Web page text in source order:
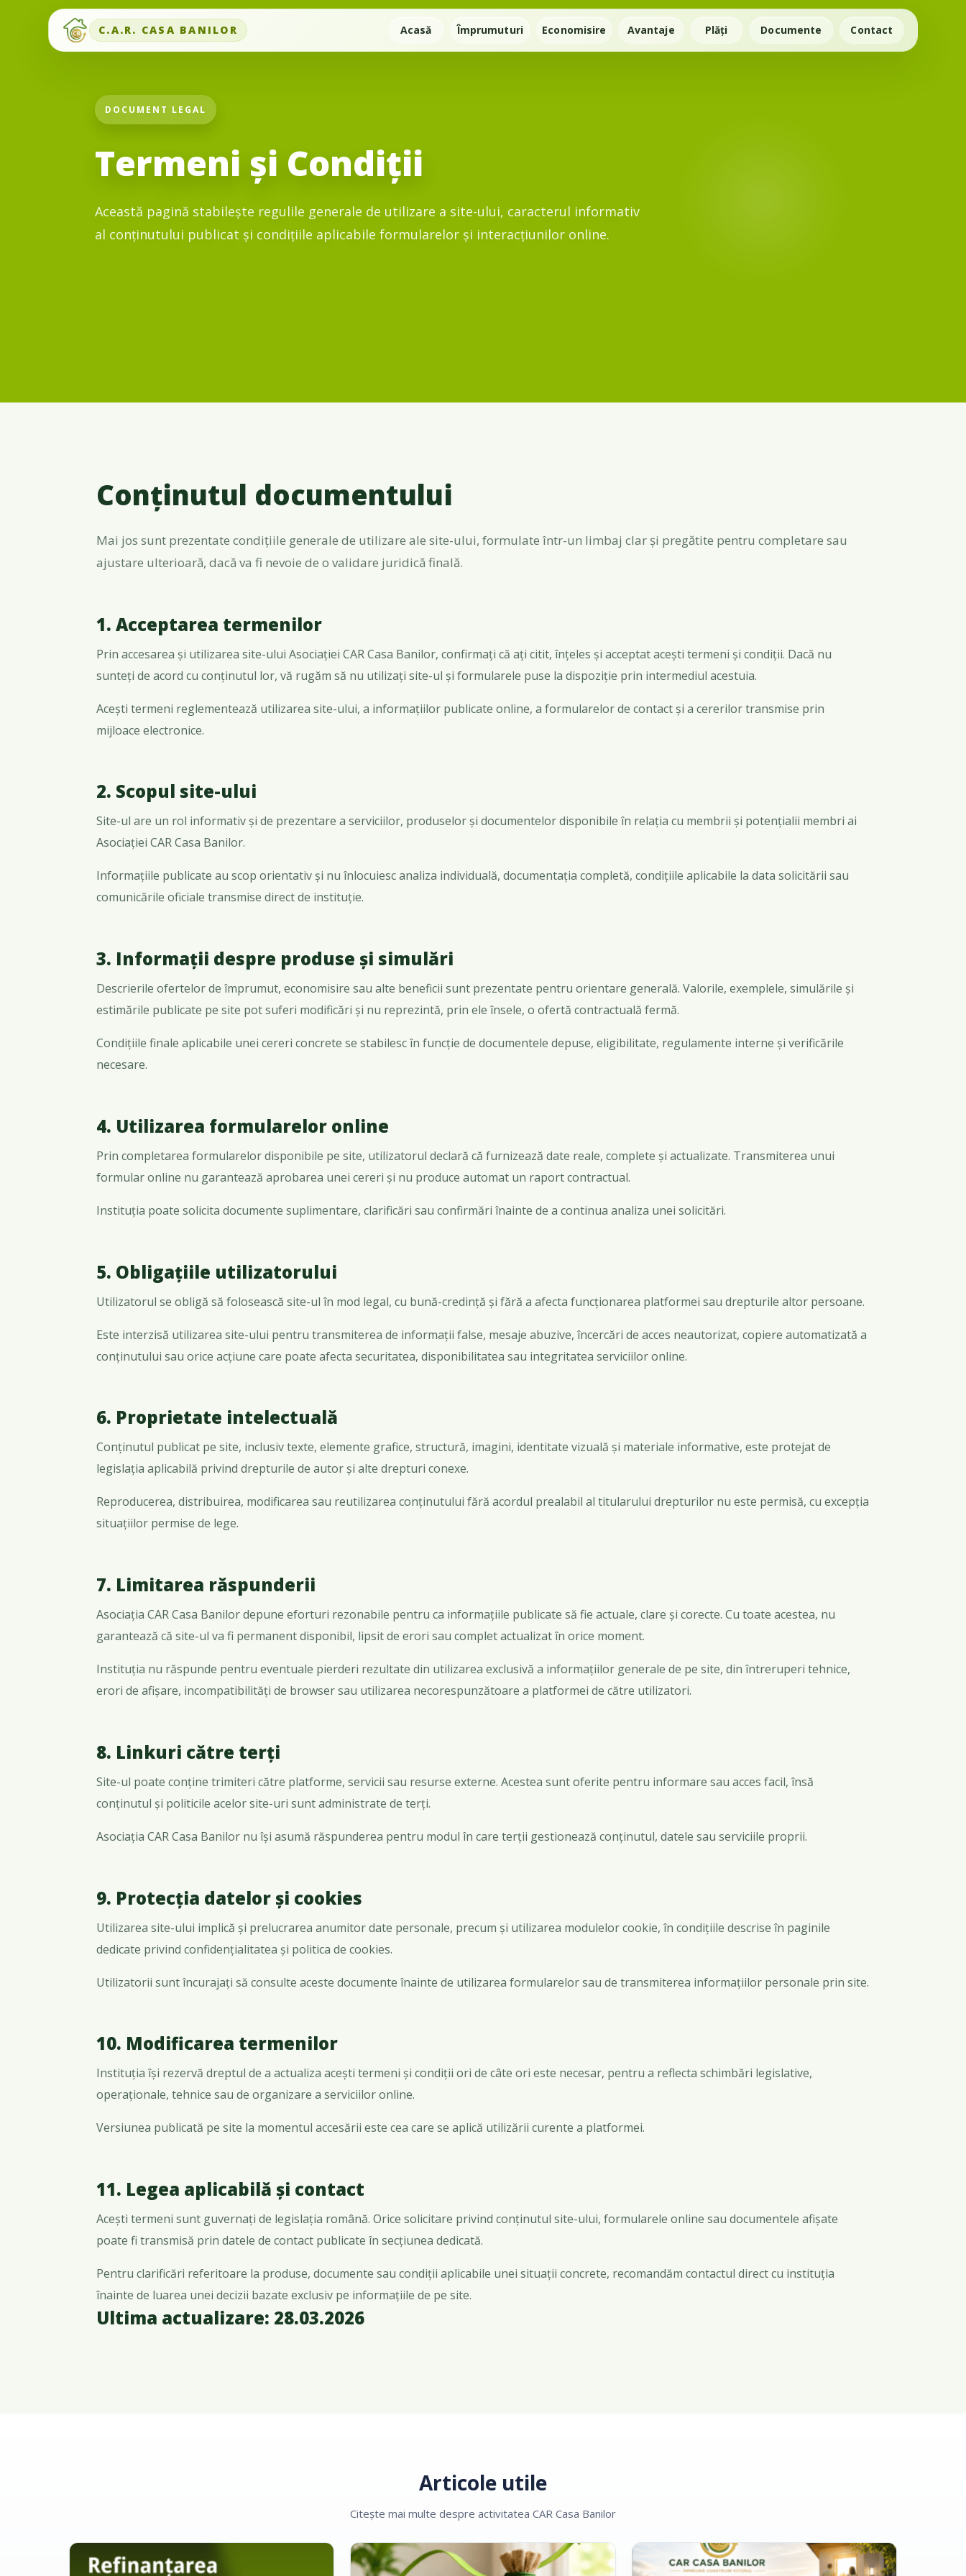
C.A.R. CASA BANILOR Acasă Împrumuturi Economisire Avantaje Plăți Documente Contact
DOCUMENT LEGAL
Termeni și Condiții
Această pagină stabilește regulile generale de utilizare a site-ului, caracterul informativ
al conținutului publicat și condițiile aplicabile formularelor și interacțiunilor online.
Conținutul documentului
Mai jos sunt prezentate condițiile generale de utilizare ale site-ului, formulate într-un limbaj clar și pregătite pentru completare sau
ajustare ulterioară, dacă va fi nevoie de o validare juridică finală.
1. Acceptarea termenilor
Prin accesarea și utilizarea site-ului Asociației CAR Casa Banilor, confirmați că ați citit, înțeles și acceptat acești termeni și condiții. Dacă nu
sunteți de acord cu conținutul lor, vă rugăm să nu utilizați site-ul și formularele puse la dispoziție prin intermediul acestuia.
Acești termeni reglementează utilizarea site-ului, a informațiilor publicate online, a formularelor de contact și a cererilor transmise prin
mijloace electronice.
2. Scopul site-ului
Site-ul are un rol informativ și de prezentare a serviciilor, produselor și documentelor disponibile în relația cu membrii și potențialii membri ai
Asociației CAR Casa Banilor.
Informațiile publicate au scop orientativ și nu înlocuiesc analiza individuală, documentația completă, condițiile aplicabile la data solicitării sau
comunicările oficiale transmise direct de instituție.
3. Informații despre produse și simulări
Descrierile ofertelor de împrumut, economisire sau alte beneficii sunt prezentate pentru orientare generală. Valorile, exemplele, simulările și
estimările publicate pe site pot suferi modificări și nu reprezintă, prin ele însele, o ofertă contractuală fermă.
Condițiile finale aplicabile unei cereri concrete se stabilesc în funcție de documentele depuse, eligibilitate, regulamente interne și verificările
necesare.
4. Utilizarea formularelor online
Prin completarea formularelor disponibile pe site, utilizatorul declară că furnizează date reale, complete și actualizate. Transmiterea unui
formular online nu garantează aprobarea unei cereri și nu produce automat un raport contractual.
Instituția poate solicita documente suplimentare, clarificări sau confirmări înainte de a continua analiza unei solicitări.
5. Obligațiile utilizatorului
Utilizatorul se obligă să folosească site-ul în mod legal, cu bună-credință și fără a afecta funcționarea platformei sau drepturile altor persoane.
Este interzisă utilizarea site-ului pentru transmiterea de informații false, mesaje abuzive, încercări de acces neautorizat, copiere automatizată a
conținutului sau orice acțiune care poate afecta securitatea, disponibilitatea sau integritatea serviciilor online.
6. Proprietate intelectuală
Conținutul publicat pe site, inclusiv texte, elemente grafice, structură, imagini, identitate vizuală și materiale informative, este protejat de
legislația aplicabilă privind drepturile de autor și alte drepturi conexe.
Reproducerea, distribuirea, modificarea sau reutilizarea conținutului fără acordul prealabil al titularului drepturilor nu este permisă, cu excepția
situațiilor permise de lege.
7. Limitarea răspunderii
Asociația CAR Casa Banilor depune eforturi rezonabile pentru ca informațiile publicate să fie actuale, clare și corecte. Cu toate acestea, nu
garantează că site-ul va fi permanent disponibil, lipsit de erori sau complet actualizat în orice moment.
Instituția nu răspunde pentru eventuale pierderi rezultate din utilizarea exclusivă a informațiilor generale de pe site, din întreruperi tehnice,
erori de afișare, incompatibilități de browser sau utilizarea necorespunzătoare a platformei de către utilizatori.
8. Linkuri către terți
Site-ul poate conține trimiteri către platforme, servicii sau resurse externe. Acestea sunt oferite pentru informare sau acces facil, însă
conținutul și politicile acelor site-uri sunt administrate de terți.
Asociația CAR Casa Banilor nu își asumă răspunderea pentru modul în care terții gestionează conținutul, datele sau serviciile proprii.
9. Protecția datelor și cookies
Utilizarea site-ului implică și prelucrarea anumitor date personale, precum și utilizarea modulelor cookie, în condițiile descrise în paginile
dedicate privind confidențialitatea și politica de cookies.
Utilizatorii sunt încurajați să consulte aceste documente înainte de utilizarea formularelor sau de transmiterea informațiilor personale prin site.
10. Modificarea termenilor
Instituția își rezervă dreptul de a actualiza acești termeni și condiții ori de câte ori este necesar, pentru a reflecta schimbări legislative,
operaționale, tehnice sau de organizare a serviciilor online.
Versiunea publicată pe site la momentul accesării este cea care se aplică utilizării curente a platformei.
11. Legea aplicabilă și contact
Acești termeni sunt guvernați de legislația română. Orice solicitare privind conținutul site-ului, formularele online sau documentele afișate
poate fi transmisă prin datele de contact publicate în secțiunea dedicată.
Pentru clarificări referitoare la produse, documente sau condiții aplicabile unei situații concrete, recomandăm contactul direct cu instituția
înainte de luarea unei decizii bazate exclusiv pe informațiile de pe site.
Ultima actualizare: 28.03.2026
Articole utile
Citește mai multe despre activitatea CAR Casa Banilor